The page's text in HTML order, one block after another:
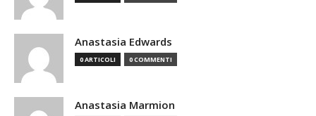
Anastasia Edwards
0 ARTICOLI 0 COMMENTI
Anastasia Marmion